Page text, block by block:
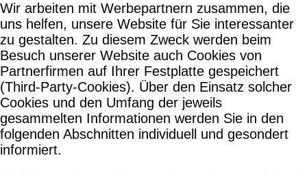
Wir arbeiten mit Werbepartnern zusammen, die
uns helfen, unsere Website für Sie interessanter
zu gestalten. Zu diesem Zweck werden beim
Besuch unserer Website auch Cookies von
Partnerfirmen auf Ihrer Festplatte gespeichert
(Third-Party-Cookies). Über den Einsatz solcher
Cookies und den Umfang der jeweils
gesammelten Informationen werden Sie in den
folgenden Abschnitten individuell und gesondert
informiert.